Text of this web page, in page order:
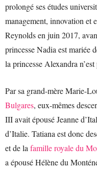
prolongé ses études
management, innovation et
Reynolds en juin 2017,
princesse Nadia est mariée
la princesse Alexandra
Par sa grand-mère Marie-
Bulgares, eux-mêmes
III avait épousé Jeanne
d’Italie. Tatiana est donc
et de la famille royale du
a épousé Hélène du